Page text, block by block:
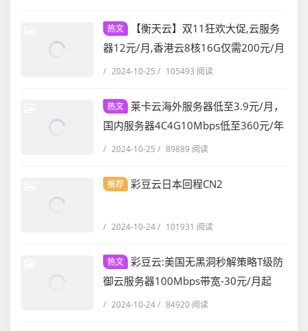
热文
【衡天云】双11狂欢大促,云服务
器12元/月,香港云8核16G仅需200元/月
/ 2024-10-25 / 105493 阅读
热文 莱卡云海外服务器低至3.9元/月，
国内服务器4C4G10Mbps低至360元/年
/ 2024-10-25 / 89889 阅读
推荐 彩豆云日本回程CN2
/ 2024-10-24/ 101931 阅读
热文 彩豆云:美国无黑洞秒解策略T级防
御云服务器100Mbps带宽-30元/月起
/ 2024-10-24/ 84920 阅读